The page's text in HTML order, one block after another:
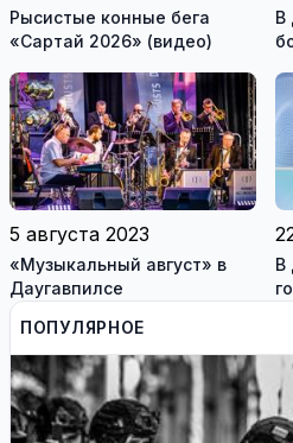
Рысистые конные бега
«Сартай 2026» (видео)
В
5 августа 2023
«Музыкальный август» в
Даугавпилсе
В
ПОПУЛЯРНОЕ